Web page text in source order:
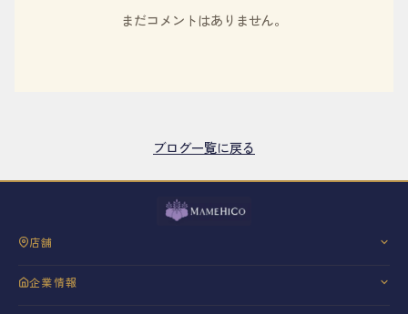
まだコメントはありません。
ブログ一覧に戻る
店舗
企業情報